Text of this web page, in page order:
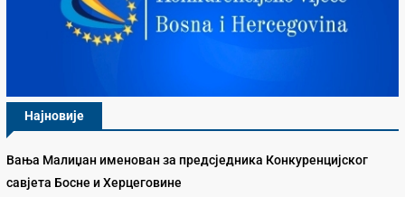
Најновије
Вања Малиџан именован за предсједника Конкуренцијског
савјета Босне и Херцеговине